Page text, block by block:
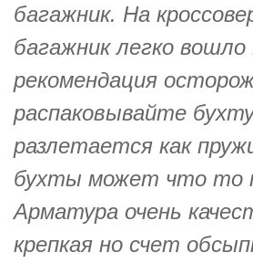
багажник. На
багажник легко
рекомендация
распаковывайте
разлетается как
бухты может что то
Арматура очень
крепкая но счет